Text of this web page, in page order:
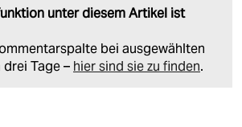
unter diesem Artikel ist
bei ausgewählten
Tage – hier sind sie zu finden.